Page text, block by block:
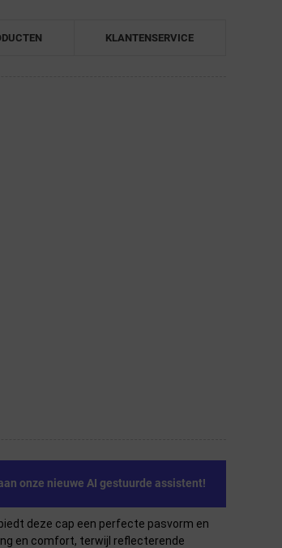
KLANTENSERVICE
onze nieuwe AI gestuurde assistent!
deze cap een perfecte pasvorm en
en comfort, terwijl reflecterende